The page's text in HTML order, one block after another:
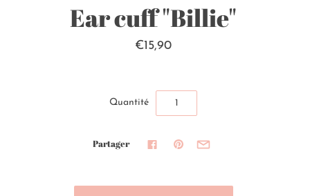
Ear cuff "Billie"
€15,90
Quantité
Partager